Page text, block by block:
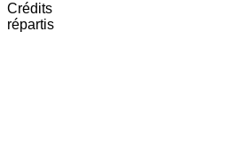
Crédits
répartis